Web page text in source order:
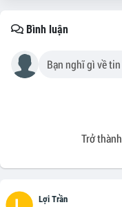
Bình luận
Trở
Lợi Trần